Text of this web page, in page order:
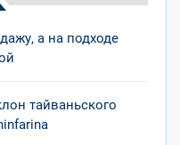
а на подходе
тайваньского